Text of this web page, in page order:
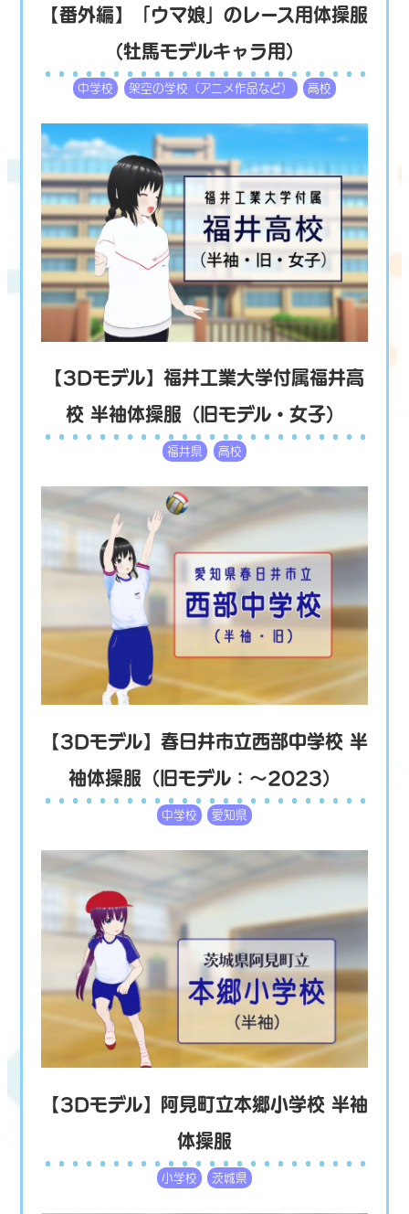
【番外編】「ウマ娘」のレース用体操服
（牡馬モデルキャラ用）
中学校 架空の学校（アニメ作品など） 高校
【3Dモデル】福井工業大学付属福井高
校 半袖体操服（旧モデル・女子）
福井県 高校
【3Dモデル】春日井市立西部中学校 半
袖体操服（旧モデル：〜2023）
中学校 愛知県
【3Dモデル】阿見町立本郷小学校 半袖
体操服
小学校 茨城県